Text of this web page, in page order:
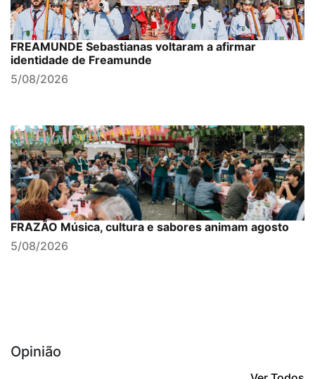
FREAMUNDE Sebastianas voltaram a afirmar
identidade de Freamunde
5/08/2026
FRAZÃO Música, cultura e sabores animam agosto
5/08/2026
Opinião